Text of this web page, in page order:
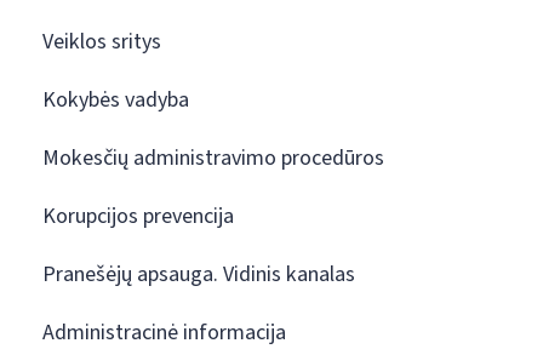
Veiklos sritys
Kokybės vadyba
Mokesčių administravimo procedūros
Korupcijos prevencija
Pranešėjų apsauga. Vidinis kanalas
Administracinė informacija